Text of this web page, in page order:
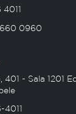
0960
401 - Sala 1201